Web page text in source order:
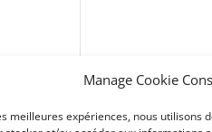
Manage Cookie
meilleures expériences, nous utilisons